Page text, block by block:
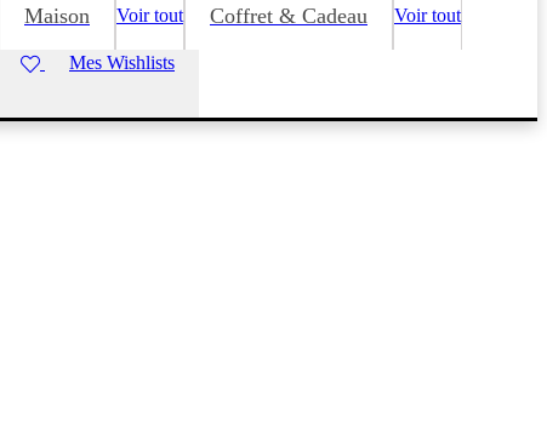
Maison Voir tout Coffret & Cadeau Voir tout
Mes Wishlists